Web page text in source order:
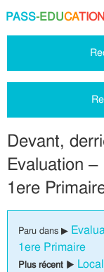
PASS-EDUCATION
Devant,
Evaluation
1ere
Paru dans ▶
1ere Primaire
Plus récent ▶